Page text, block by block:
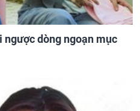
ngược dòng ngoạn mục